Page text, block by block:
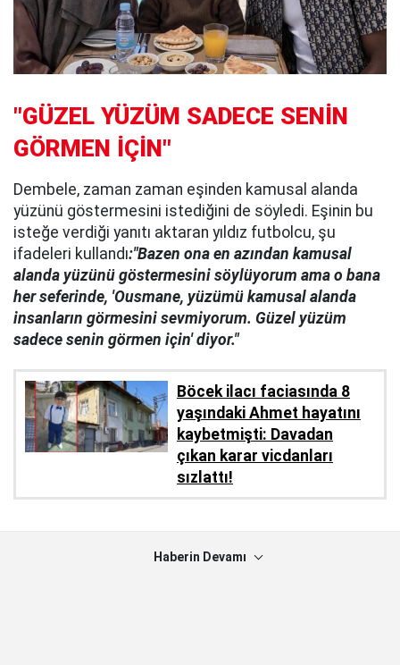
"GÜZEL YÜZÜM SADECE SENİN
GÖRMEN İÇİN"
Dembele, zaman zaman eşinden kamusal alanda
yüzünü göstermesini istediğini de söyledi. Eşinin bu
isteğe verdiği yanıtı aktaran yıldız futbolcu, şu
ifadeleri kullandı:"Bazen ona en azından kamusal
alanda yüzünü göstermesini söylüyorum ama o bana
her seferinde, 'Ousmane, yüzümü kamusal alanda
insanların görmesini sevmiyorum. Güzel yüzüm
sadece senin görmen için' diyor."
Böcek ilacı faciasında 8
yaşındaki Ahmet hayatını
kaybetmişti: Davadan
çıkan karar vicdanları
sızlattı!
Haberin Devamı